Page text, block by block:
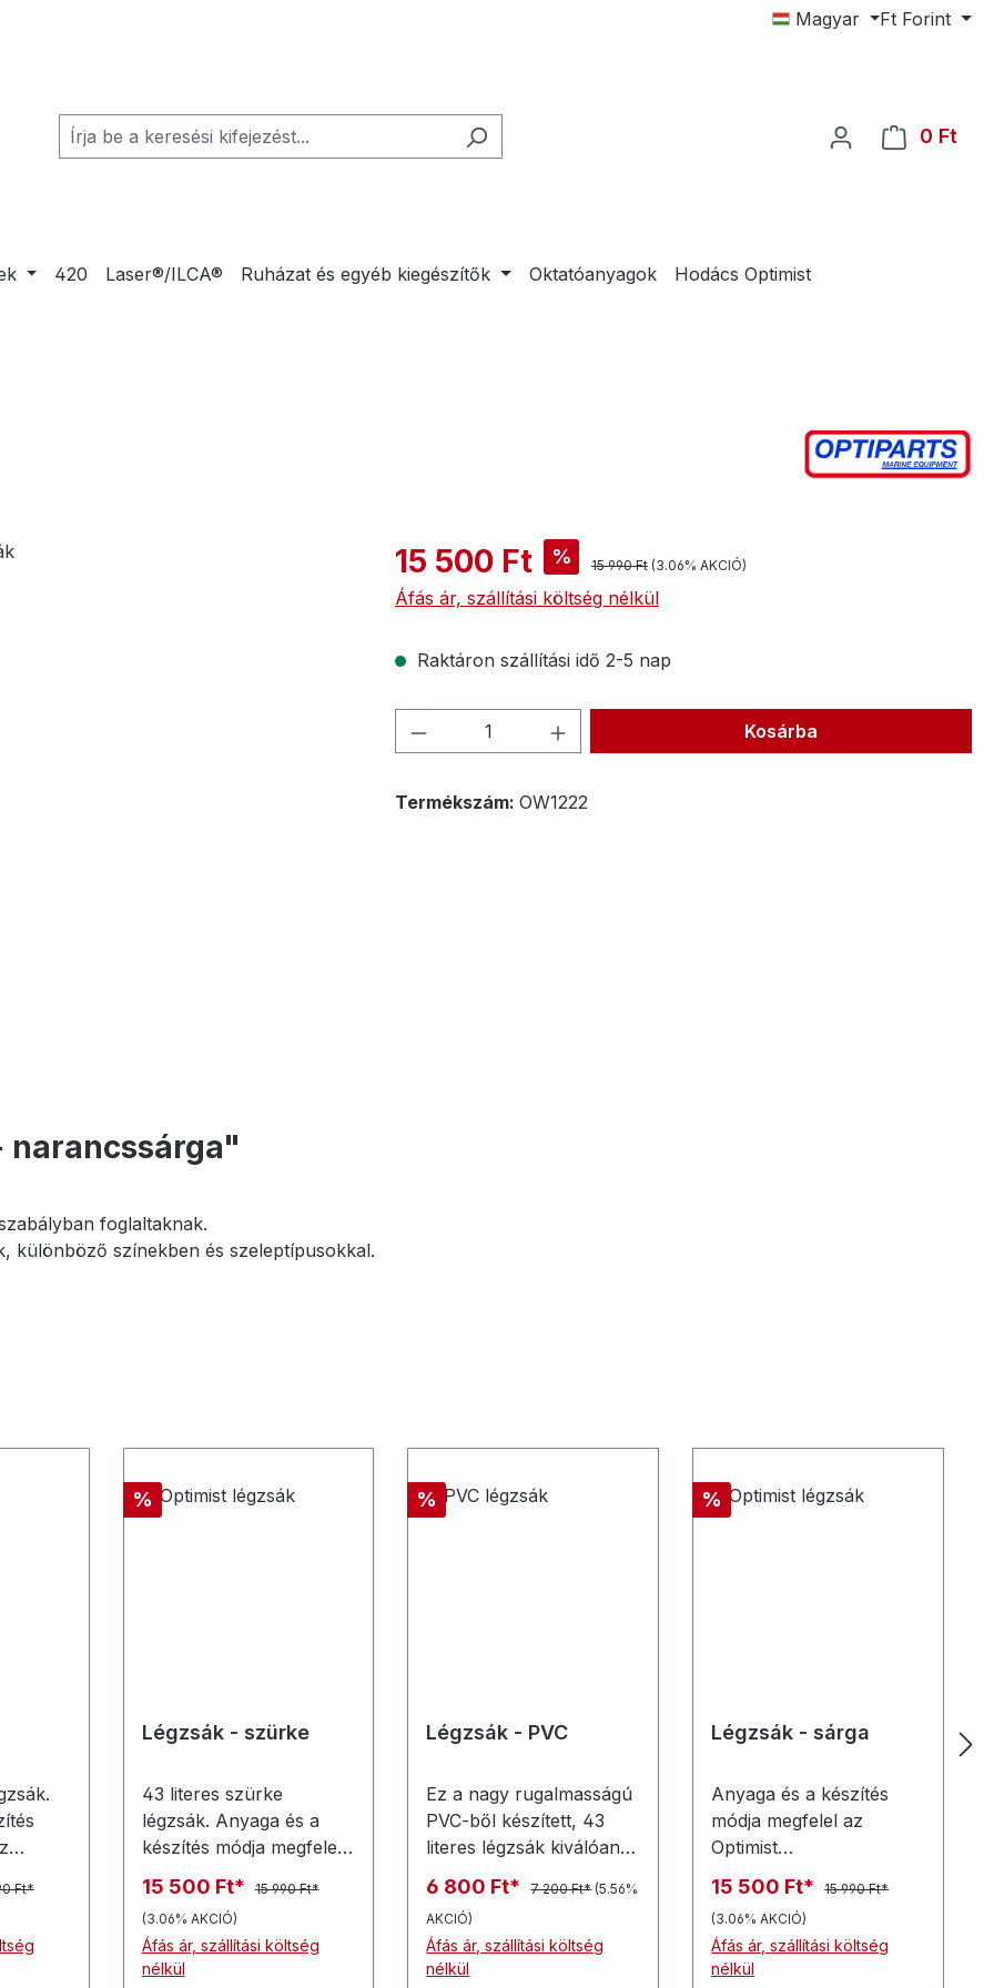
Magyar Ft Forint
0 Ft
420 Laser®/ILCA® Ruházat és egyéb kiegészítők Oktatóanyagok
Hodács Optimist
15 500 Ft % 15 990 Ft (3.06% AKCIÓ)
Áfás ár, szállítási költség nélkül
Raktáron szállítási idő 2-5 nap
Termékmennyiség: Adja meg a kívánt
Kosárba
Termékszám: OW1222
foglaltaknak.
különböző színekben és szeleptípusokkal.
(és
Ft*
Kedvezmény
%
Légzsák - szürke
43 literes szürke
légzsák. Anyaga és a
készítés módja megfelel
az Optimist
osztályszabályban
foglaltaknak.Ez a szürke
(43 literes) egyszerű
szeleppel van szerelve,
15 500 Ft*
15 990 Ft*
(3.06% AKCIÓ)
Áfás ár, szállítási költség
nélkül
Kedvezmény
%
Légzsák - PVC
Ez a nagy rugalmasságú
PVC-ből készített, 43
literes légzsák kiválóan
alkalmas táboros
optimistekhez. Továbbá
jó választás
légszekrényes hajók
légszekrényeiben való
6 800 Ft* 7 200 Ft* (5.56%
AKCIÓ)
Áfás ár, szállítási költség
nélkül
Kedvezmény
%
Légzsák - sárga
Anyaga és a készítés
módja megfelel az
Optimist
osztályszabályban
foglaltaknak.A
sárga/piros/kék/narancs
sárga/szürke-kék (48
literes) légzsák
15 500 Ft*
15 990 Ft*
(3.06% AKCIÓ)
Áfás ár, szállítási költség
nélkül